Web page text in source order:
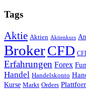
Tags
Aktie Aktien Aktienkurs
BrokerCFD
Erfahrungen Forex
Handel Handelskonto
Kurse Markt Orders